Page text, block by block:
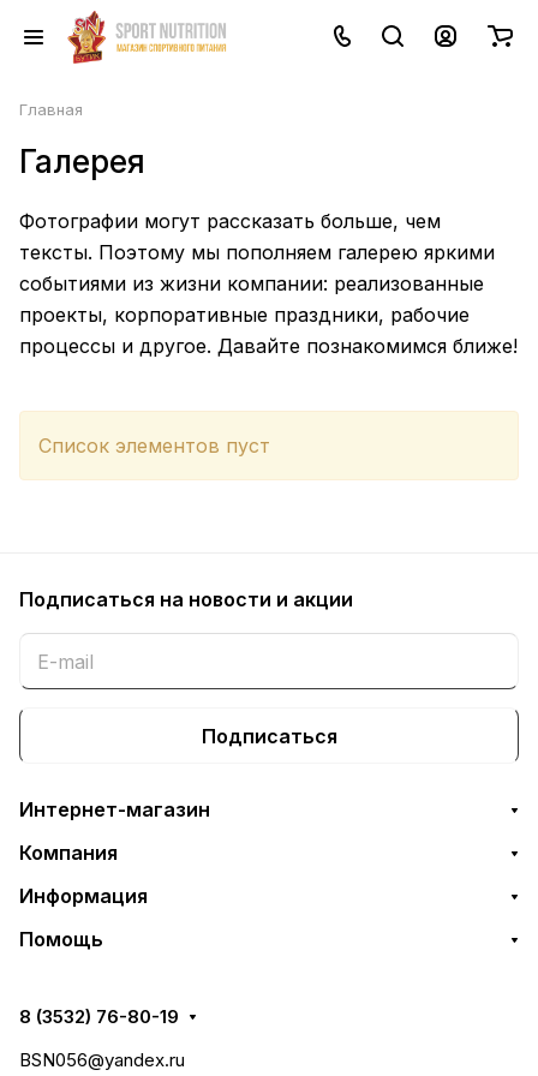
Главная
Галерея
Фотографии могут рассказать больше, чем
тексты. Поэтому мы пополняем галерею яркими
событиями из жизни компании: реализованные
проекты, корпоративные праздники, рабочие
процессы и другое. Давайте познакомимся ближе!
Список элементов пуст
Подписаться на новости и акции
Подписаться
Интернет-магазин
Компания
Информация
Помощь
8 (3532) 76-80-19
BSN056@yandex.ru